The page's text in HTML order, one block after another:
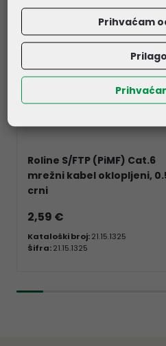
Roline S/FTP (PiMF) Cat.6
mrežni kabel oklopljeni,
crni
2,59 €
Kataloški broj:21.15.1325
Šifra:21.15.1325
Prihvaćam